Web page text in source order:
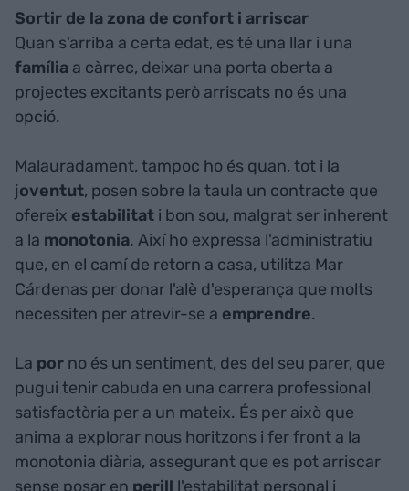
Sortir de la zona de confort i arriscar
Quan s'arriba a certa edat, es té una llar i una
família a càrrec, deixar una porta oberta a
projectes excitants però arriscats no és una
opció.
Malauradament, tampoc ho és quan, tot i la
joventut, posen sobre la taula un contracte que
ofereix estabilitat i bon sou, malgrat ser inherent
a la monotonia. Així ho expressa l'administratiu
que, en el camí de retorn a casa, utilitza Mar
Cárdenas per donar l'alè d'esperança que molts
necessiten per atrevir-se a emprendre.
La por no és un sentiment, des del seu parer, que
pugui tenir cabuda en una carrera professional
satisfactòria per a un mateix. És per això que
anima a explorar nous horitzons i fer front a la
monotonia diària, assegurant que es pot arriscar
sense posar en perill l'estabilitat personal i